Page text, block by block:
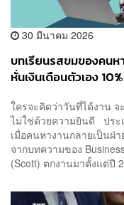
30 มีนาคม 2026
บทเรียนรสขมของคน
หั่นเงินเดือนตัวเอง
ใครจะคิดว่าวันที่ได้งาน จ
ไม่ใช่ด้วยความยินดี ประ
เมื่อคนหางานกลายเป็นฝ่
จากบทความของ
(Scott) ตกงานมาตั้งแต่ปี